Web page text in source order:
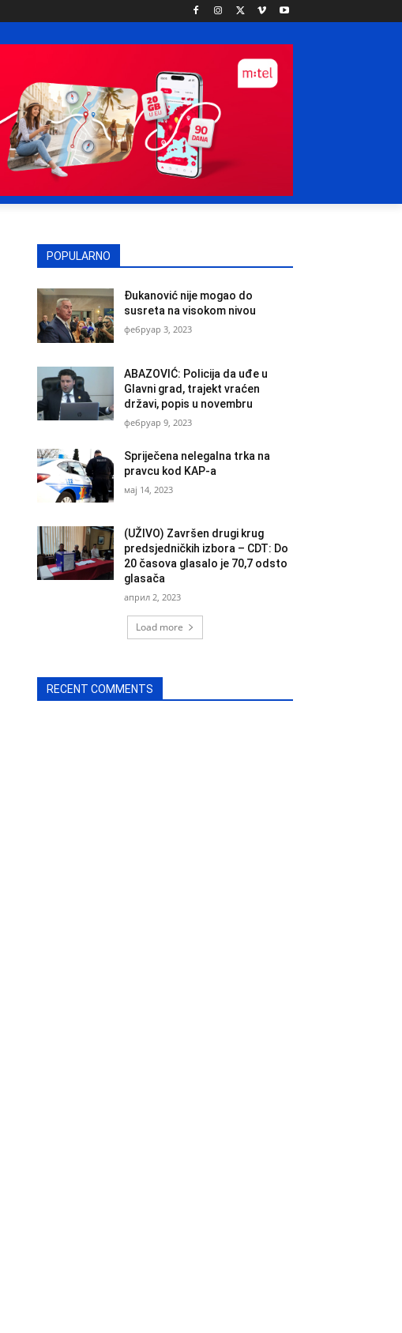
POPULARNO
Đukanović nije mogao do
susreta na visokom nivou
фебруар 3, 2023
ABAZOVIĆ: Policija da uđe u
Glavni grad, trajekt vraćen
državi, popis u novembru
фебруар 9, 2023
Spriječena nelegalna trka na
pravcu kod KAP-a
мај 14, 2023
(UŽIVO) Završen drugi krug
predsjedničkih izbora – CDT: Do
20 časova glasalo je 70,7 odsto
glasača
април 2, 2023
Load more
RECENT COMMENTS